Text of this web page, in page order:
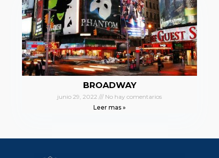
BROADWAY
junio 29, 2022
No hay comentarios
Leer mas »